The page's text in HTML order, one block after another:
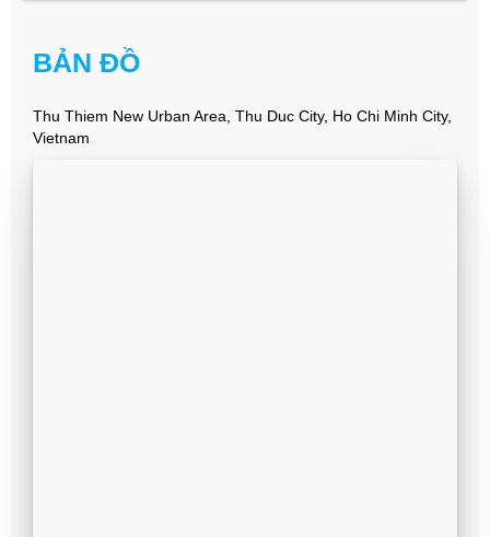
BẢN ĐỒ
Thu Thiem New Urban Area, Thu Duc City, Ho Chi Minh City,
Vietnam